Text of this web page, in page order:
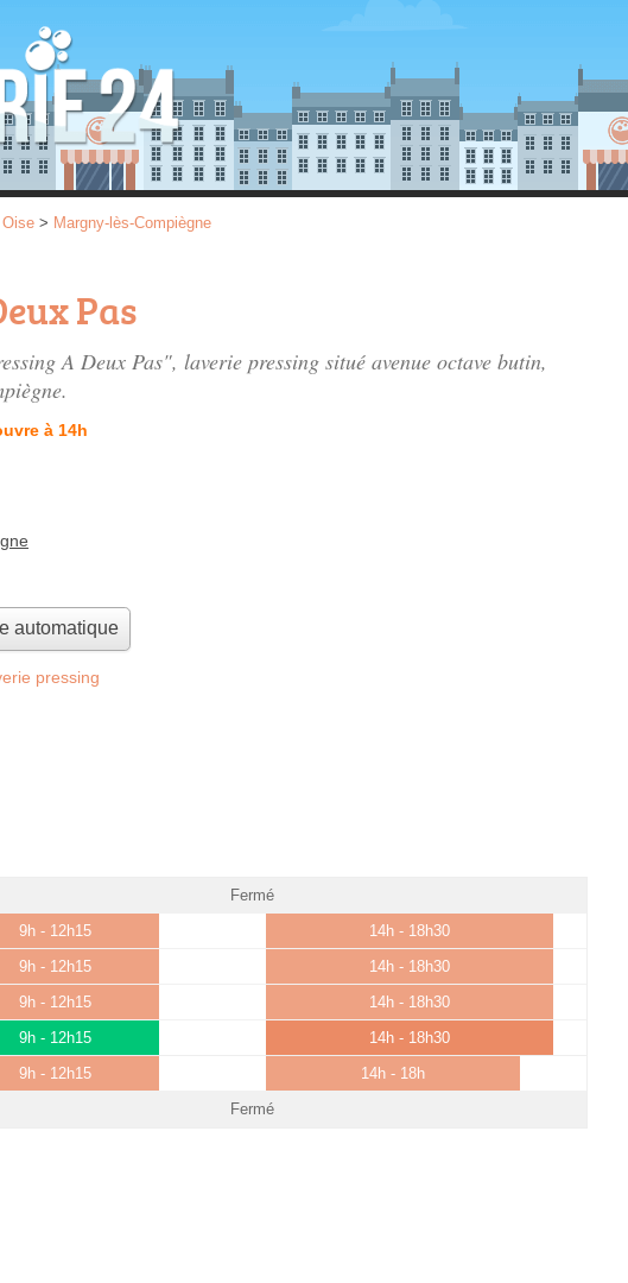
Oise > Margny-lès-Compiègne
Pas
A Deux Pas", laverie pressing situé avenue octave butin,
à 14h
automatique
pressing
Fermé
9h - 12h15 14h - 18h30
9h - 12h15 14h - 18h30
9h - 12h15 14h - 18h30
9h - 12h15 14h - 18h30
9h - 12h15 14h - 18h
Fermé